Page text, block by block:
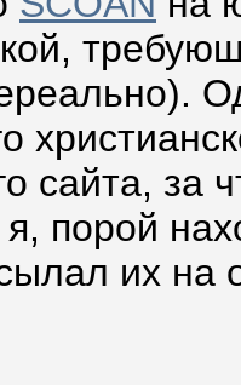
сайта, за
порой
их на